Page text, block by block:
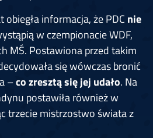
informacja, że PDC nie
w czempionacie WDF,
MŚ. Postawiona przed takim
się wówczas bronić
–co zresztą się jej udało. Na
postawiła również w
trzecie mistrzostwo świata z